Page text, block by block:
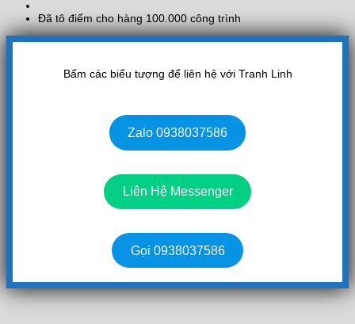
Đã tô điểm cho hàng 100.000 công trình
Bấm các biểu tượng để liên hệ với Tranh Linh
Zalo 0938037586
Liên Hệ Messenger
Gọi 0938037586